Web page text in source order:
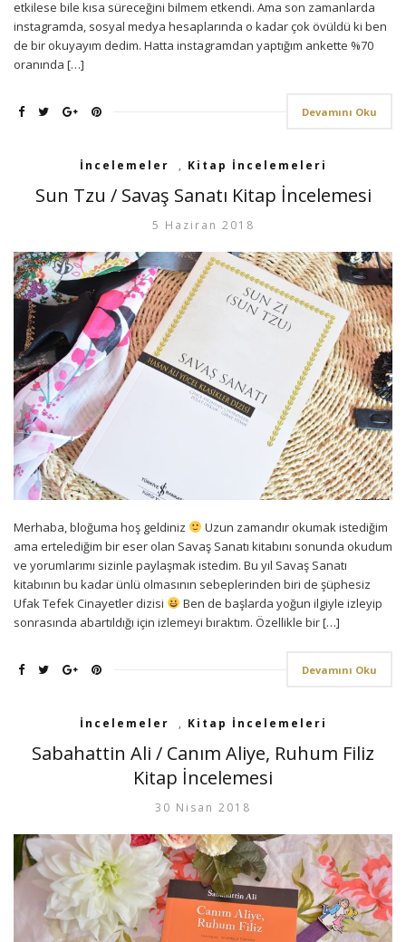
etkilese bile kısa süreceğini bilmem etkendi. Ama son zamanlarda
instagramda, sosyal medya hesaplarında o kadar çok övüldü ki ben
de bir okuyayım dedim. Hatta instagramdan yaptığım ankette %70
oranında […]
Devamını Oku
İncelemeler , Kitap İncelemeleri
Sun Tzu / Savaş Sanatı Kitap İncelemesi
5 Haziran 2018
Merhaba, bloğuma hoş geldiniz
Uzun zamandır okumak istediğim
ama ertelediğim bir eser olan Savaş Sanatı kitabını sonunda okudum
ve yorumlarımı sizinle paylaşmak istedim. Bu yıl Savaş Sanatı
kitabının bu kadar ünlü olmasının sebeplerinden biri de şüphesiz
Ufak Tefek Cinayetler dizisi
Ben de başlarda yoğun ilgiyle izleyip
sonrasında abartıldığı için izlemeyi bıraktım. Özellikle bir […]
Devamını Oku
İncelemeler , Kitap İncelemeleri
Sabahattin Ali / Canım Aliye, Ruhum Filiz
Kitap İncelemesi
30 Nisan 2018